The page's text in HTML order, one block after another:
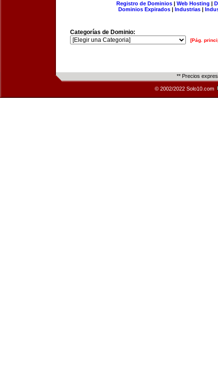
Registro de Dominios| Web Hosting |
Dominios Expirados | Industrias |
Categorías de Dominio:
[Pág.
** Precios
© 2002/2022 Solo10.com